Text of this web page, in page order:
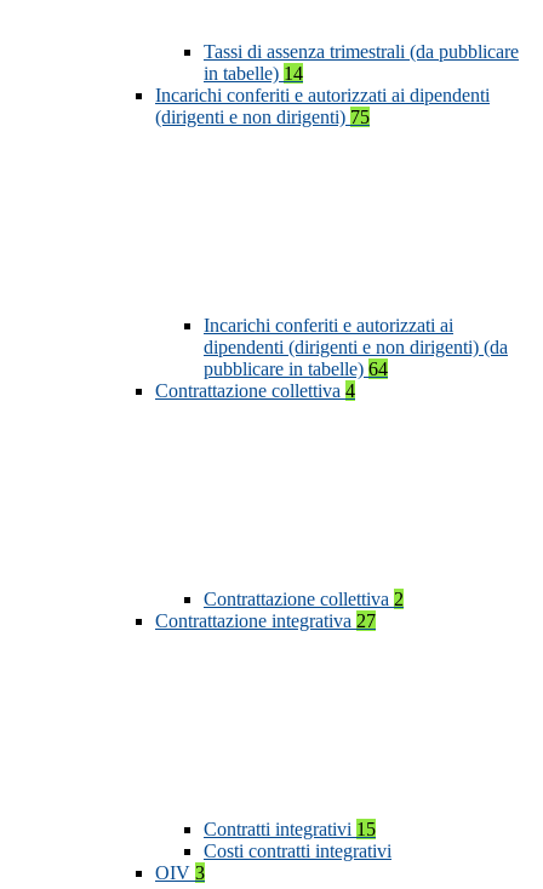
Tassi di assenza trimestrali (da pubblicare
in tabelle) 14
Incarichi conferiti e autorizzati ai dipendenti
(dirigenti e non dirigenti) 75
Incarichi conferiti e autorizzati ai
dipendenti (dirigenti e non dirigenti) (da
pubblicare in tabelle) 64
Contrattazione collettiva 4
Contrattazione collettiva 2
Contrattazione integrativa 27
Contratti integrativi 15
Costi contratti integrativi
OIV 3